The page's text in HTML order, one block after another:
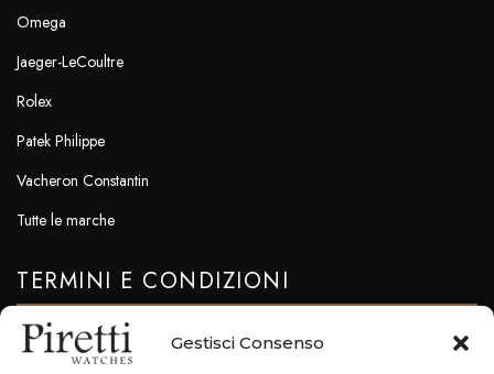
Gestisci Consenso
Omega
Jaeger-LeCoultre
Rolex
Patek Philippe
Vacheron Constantin
Tutte le marche
TERMINI E CONDIZIONI
Privacy & Cookie Policy